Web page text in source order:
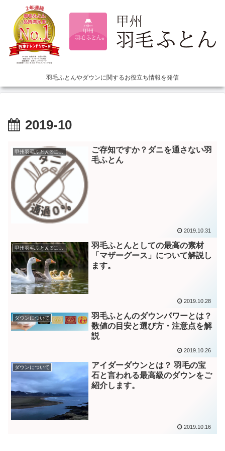
羽毛ふとんやダウンに関するお役立ち情報を発信
2019-10
甲州羽毛ふとん®について
ご存知ですか？ダニを通さない羽
毛ふとん
2019.10.31
羽毛ふとんとしての最高の素材
「マザーグース」について解説し
ます。
2019.10.28
ダウンについて
羽毛ふとんのダウンパワーとは？
数値の目安と選び方・注意点を解
説
2019.10.26
ダウンについて
アイダーダウンとは？ 羽毛の宝
石と言われる最高級のダウンをご
紹介します。
2019.10.16